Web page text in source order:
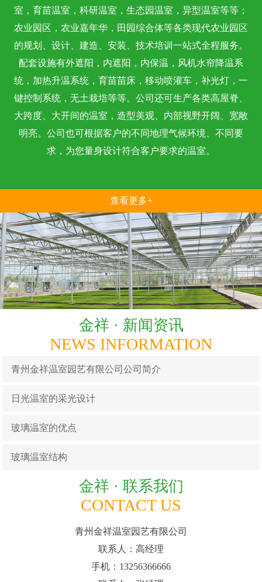
室，育苗温室，科研温室，生态园温室，异型温室等等；
农业园区，农业嘉年华，田园综合体等各类现代农业园区
的规划、设计、建造、安装、技术培训一站式全程服务。
配套设施有外遮阳，内遮阳，内保温，风机水帘降温系
统，加热升温系统，育苗苗床，移动喷灌车，补光灯，一
键控制系统，无土栽培等等。公司还可生产各类高屋脊、
大跨度、大开间的温室，造型美观、内部视野开阔、宽敞
明亮。公司也可根据客户的不同地理气候环境、不同要
求，为您量身设计符合客户要求的温室。
查看更多+
金祥 · 新闻资讯
NEWS INFORMATION
青州金祥温室园艺有限公司公司简介
日光温室的采光设计
玻璃温室的优点
玻璃温室结构
金祥 · 联系我们
CONTACT US
青州金祥温室园艺有限公司
联系人：高经理
手机：13256366666